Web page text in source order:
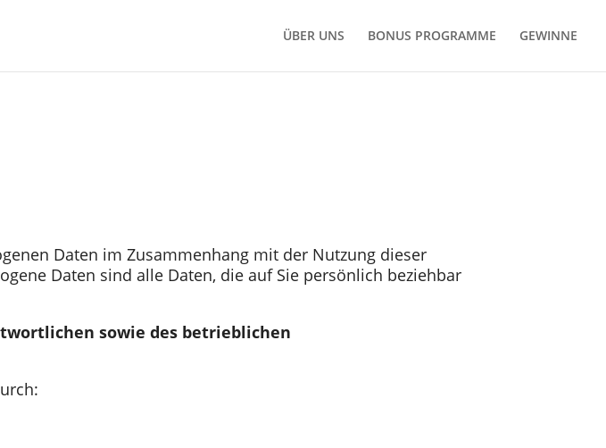
ÜBER UNS BONUS PROGRAMME GEWINNE
Daten im Zusammenhang mit der Nutzung dieser
Daten sind alle Daten, die auf Sie persönlich beziehbar
sowie des betrieblichen